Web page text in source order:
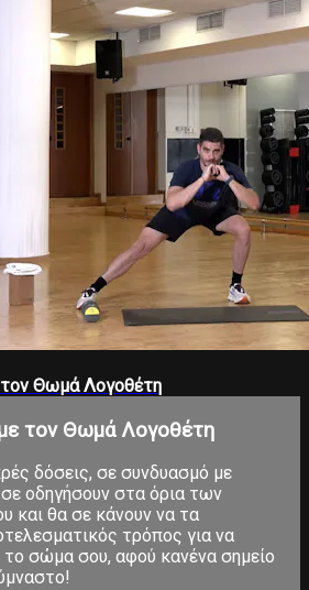
Θωμά Λογοθέτη
τον Θωμά Λογοθέτη
δόσεις, σε συνδυασμό με
οδηγήσουν στα όρια των
και θα σε κάνουν να τα
τρόπος για να
σώμα σου, αφού κανένα σημείο